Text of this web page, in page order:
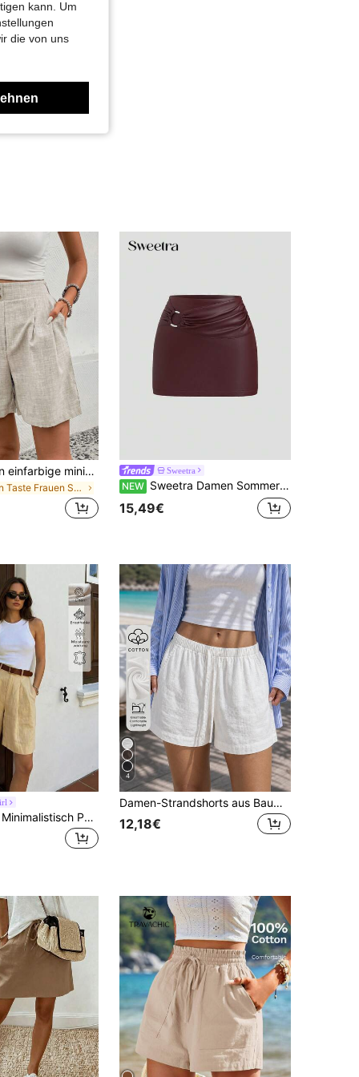
Zayélia Damen einfarbige minimalistische Shorts für den Alltag
in Taste Frauen Shorts
Sweetra
NEW Sweetra Damen Sommer Kunstleder Faltenrock mit Metalldekor
15,49€
Leinen Lässig Minimalistisch Pendler Vintage Stil Einfarbig Modisch Vielseitig Damen Shorts Sommer
4
Damen-Strandshorts aus Baumwolle in weißem Leinen-Look mit Kordelzugbund, lässig locker geschnitten, Riviera-Resort-Stil für den Sommerurlaub
12,18€
kann. Um
die von uns